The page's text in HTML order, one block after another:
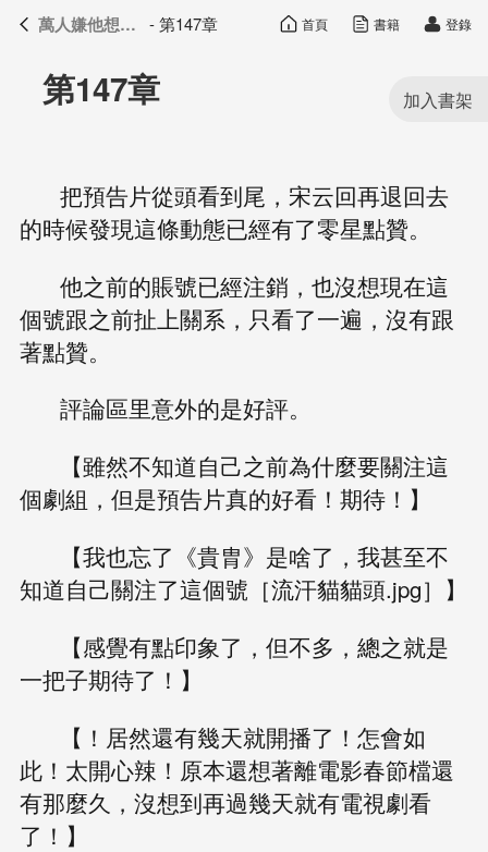
萬人嫌他想開了 目錄
第147章
把預告片從頭看到尾，宋云回再退回去
的時候發現這條動態已經有了零星點贊。
他之前的賬號已經注銷，也沒想現在這
個號跟之前扯上關系，只看了一遍，沒有跟
著點贊。
評論區里意外的是好評。
【雖然不知道自己之前為什麼要關注這
個劇組，但是預告片真的好看！期待！】
【我也忘了《貴胄》是啥了，我甚至不
知道自己關注了這個號［流汗貓貓頭.jpg］】
【感覺有點印象了，但不多，總之就是
一把子期待了！】
【！居然還有幾天就開播了！怎會如
此！太開心辣！原本還想著離電影春節檔還
有那麼久，沒想到再過幾天就有電視劇看
了！】
萬人嫌他想開了 - 第147章 首頁 書籍 登錄